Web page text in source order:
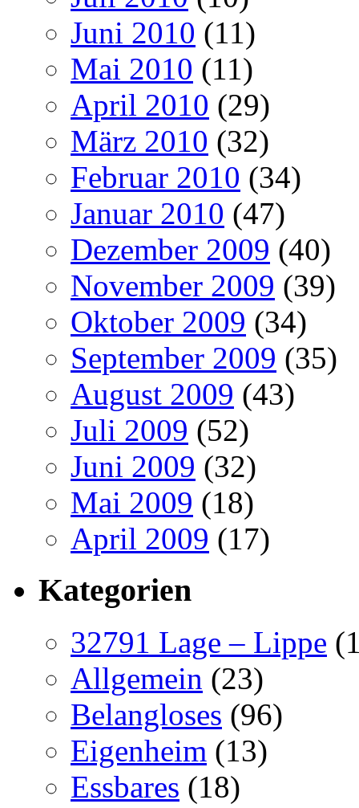
Juni 2010 (11)
Mai 2010 (11)
April 2010 (29)
März 2010 (32)
Februar 2010 (34)
Januar 2010 (47)
Dezember 2009 (40)
November 2009 (39)
Oktober 2009 (34)
September 2009 (35)
August 2009 (43)
Juli 2009 (52)
Juni 2009 (32)
Mai 2009 (18)
April 2009 (17)
Kategorien
32791 Lage – Lippe
Allgemein (23)
Belangloses (96)
Eigenheim (13)
Essbares (18)